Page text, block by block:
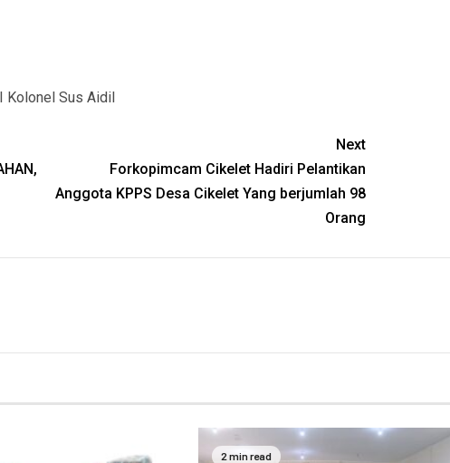
Kolonel Sus Aidil
Next
Forkopimcam Cikelet Hadiri Pelantikan
Anggota KPPS Desa Cikelet Yang berjumlah 98
Orang
2 min read